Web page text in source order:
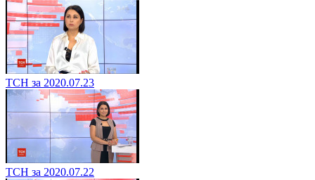
ТСН за 2020.07.23
ТСН за 2020.07.22